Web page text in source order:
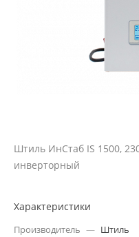
Штиль ИнСтаб IS 1500,
инверторный
Характеристики
Производитель — Штиль